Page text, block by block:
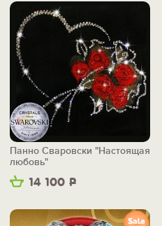
14 100 Р
Панно Сваровски "Настоящая
любовь"